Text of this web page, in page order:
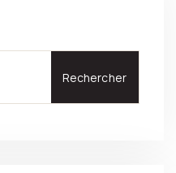
Rechercher